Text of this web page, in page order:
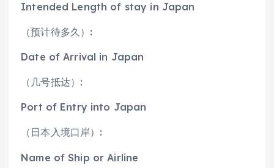
Intended Length of stay in Japan
（预计待多久）:
Date of Arrival in Japan
（几号抵达）:
Port of Entry into Japan
（日本入境口岸）:
Name of Ship or Airline